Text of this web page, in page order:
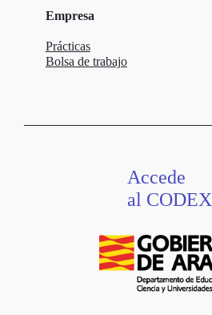
Empresa
Prácticas
Bolsa de trabajo
Accede
al CODEX